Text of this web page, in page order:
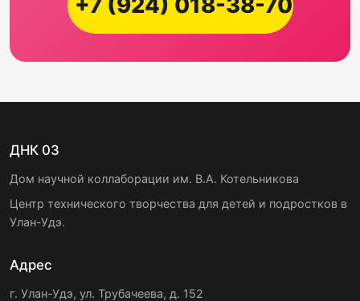
ДНК 03
Дом научной коллаборации им. В.А. Котельникова
Центр технического творчества для детей и подростков в
Улан-Удэ.
Адрес
г. Улан-Удэ, ул. Трубачеева, д. 152